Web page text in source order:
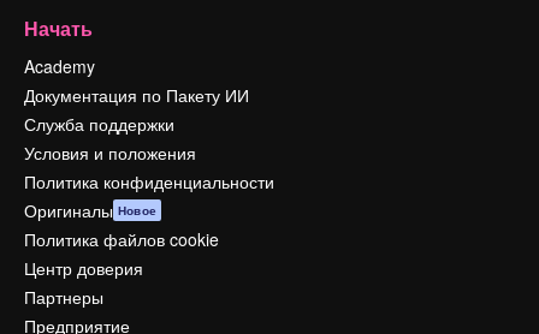
Начать
Academy
Документация по Пакету ИИ
Служба поддержки
Условия и положения
Политика конфиденциальности
Оригиналы Новое
Политика файлов cookie
Центр доверия
Партнеры
Предприятие